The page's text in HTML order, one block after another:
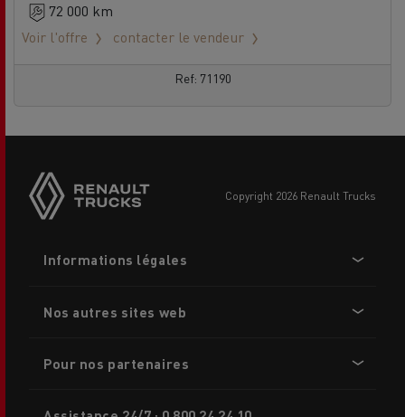
72 000 km
Voir l'offre
contacter le vendeur
Ref: 71190
buttons
copyright 2026 Renault Trucks
menu
Informations légales
Nos autres sites web
Pour nos partenaires